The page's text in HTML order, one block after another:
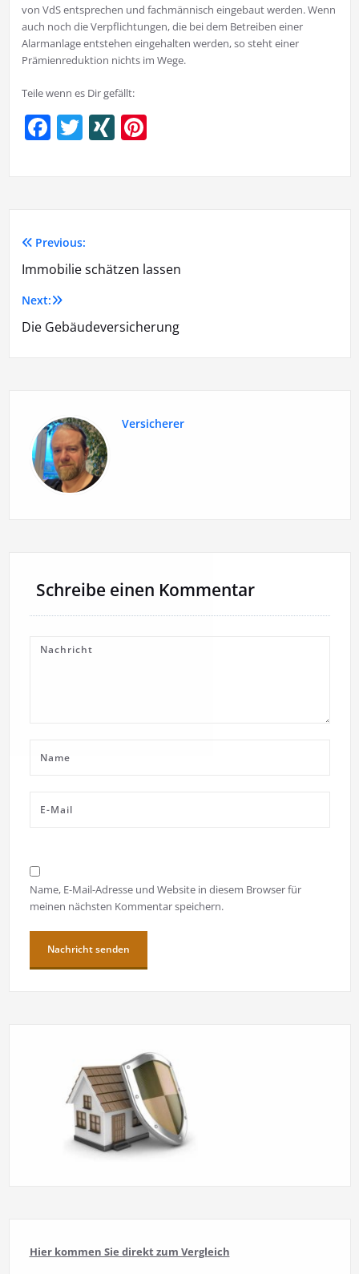
von VdS entsprechen und fachmännisch eingebaut werden. Wenn
auch noch die Verpflichtungen, die bei dem Betreiben einer
Alarmanlage entstehen eingehalten werden, so steht einer
Prämienreduktion nichts im Wege.
Teile wenn es Dir gefällt:
Facebook
Twitter
XINGPinterest
Previous:
Immobilie schätzen lassen
Next:
Die Gebäudeversicherung
Versicherer
Schreibe einen Kommentar
Name, E-Mail-Adresse und Website in diesem Browser für
meinen nächsten Kommentar speichern.
Hier kommen Sie direkt zum Vergleich